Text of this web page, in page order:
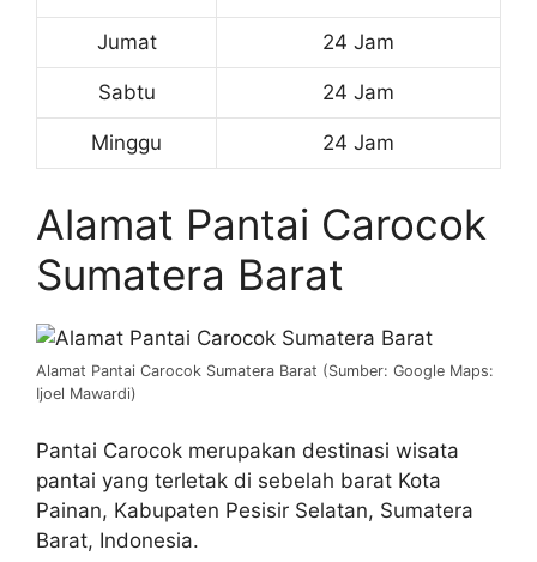
Jumat 24 Jam
Sabtu 24 Jam
Minggu 24 Jam
Alamat Pantai Carocok
Sumatera Barat
Alamat Pantai Carocok Sumatera Barat (Sumber: Google Maps:
Ijoel Mawardi)
Pantai Carocok merupakan destinasi wisata
pantai yang terletak di sebelah barat Kota
Painan, Kabupaten Pesisir Selatan, Sumatera
Barat, Indonesia.